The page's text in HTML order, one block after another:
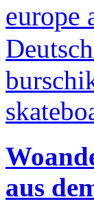
europe
aus